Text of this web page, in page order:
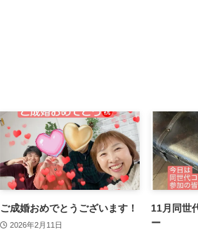
ご成婚おめでとうございます！
2026年2月11日
11月同世
ー